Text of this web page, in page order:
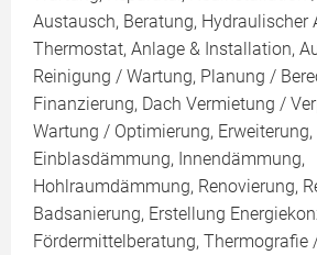
Austausch, Beratung, Hydraulischer
Thermostat, Anlage & Installation,
Reinigung / Wartung, Planung /
Finanzierung, Dach Vermietung /
Wartung / Optimierung, Erweiterung,
Einblasdämmung, Innendämmung,
Hohlraumdämmung, Renovierung,
Badsanierung, Erstellung
Fördermittelberatung, Thermografie